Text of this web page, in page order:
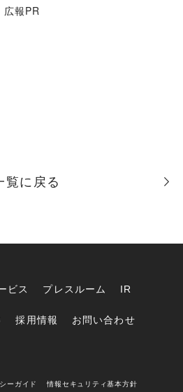
報PR
覧に戻る
ビス プレスルーム IR
採用情報 お問い合わせ
ーガイド 情報セキュリティ基本方針